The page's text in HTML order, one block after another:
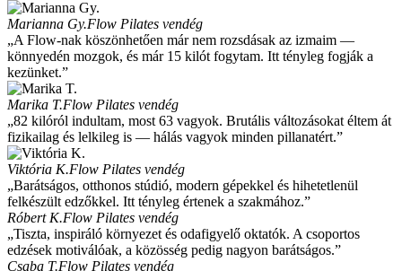
Marianna Gy.Flow Pilates vendég
„A Flow-nak köszönhetően már nem rozsdásak az izmaim —
könnyedén mozgok, és már 15 kilót fogytam. Itt tényleg fogják a
kezünket.”
Marika T.Flow Pilates vendég
„82 kilóról indultam, most 63 vagyok. Brutális változásokat éltem át
fizikailag és lelkileg is — hálás vagyok minden pillanatért.”
Viktória K.Flow Pilates vendég
„Barátságos, otthonos stúdió, modern gépekkel és hihetetlenül
felkészült edzőkkel. Itt tényleg értenek a szakmához.”
Róbert K.Flow Pilates vendég
„Tiszta, inspiráló környezet és odafigyelő oktatók. A csoportos
edzések motiválóak, a közösség pedig nagyon barátságos.”
Csaba T.Flow Pilates vendég